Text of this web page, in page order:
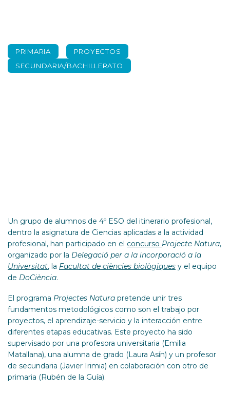
PRIMARIA
PROYECTOS
SECUNDARIA/BACHILLERATO
Un grupo de alumnos de 4º ESO del itinerario profesional,
dentro la asignatura de Ciencias aplicadas a la actividad
profesional, han participado en el concurso Projecte Natura,
organizado por la Delegació per a la incorporació a la
Universitat, la Facultat de ciències biològiques y el equipo
de DoCiència.
El programa Projectes Natura pretende unir tres
fundamentos metodológicos como son el trabajo por
proyectos, el aprendizaje-servicio y la interacción entre
diferentes etapas educativas. Este proyecto ha sido
supervisado por una profesora universitaria (Emilia
Matallana), una alumna de grado (Laura Asín) y un profesor
de secundaria (Javier Irimia) en colaboración con otro de
primaria (Rubén de la Guía).